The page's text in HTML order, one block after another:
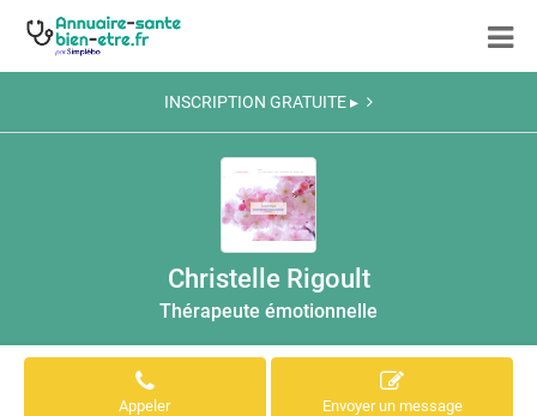
INSCRIPTION GRATUITE ▸
Christelle Rigoult
Thérapeute émotionnelle
Appeler Envoyer un message